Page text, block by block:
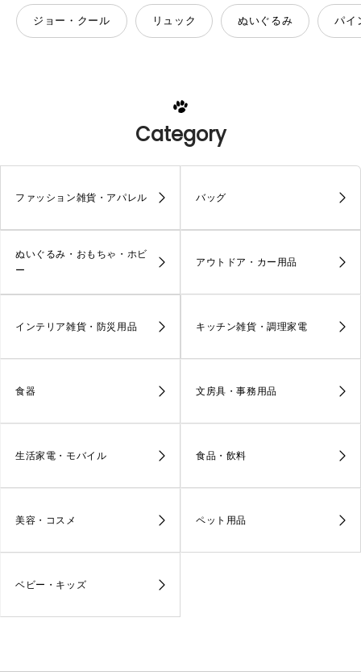
ジョー・クール リュック ぬいぐるみ パイ
Category
ファッション雑貨・アパレル バッグ
ぬいぐるみ・おもちゃ・ホビ
アウトドア・カー用品
インテリア雑貨・防災用品 キッチン雑貨・調理家電
食器 文房具・事務用品
生活家電・モバイル 食品・飲料
美容・コスメ ペット用品
ベビー・キッズ